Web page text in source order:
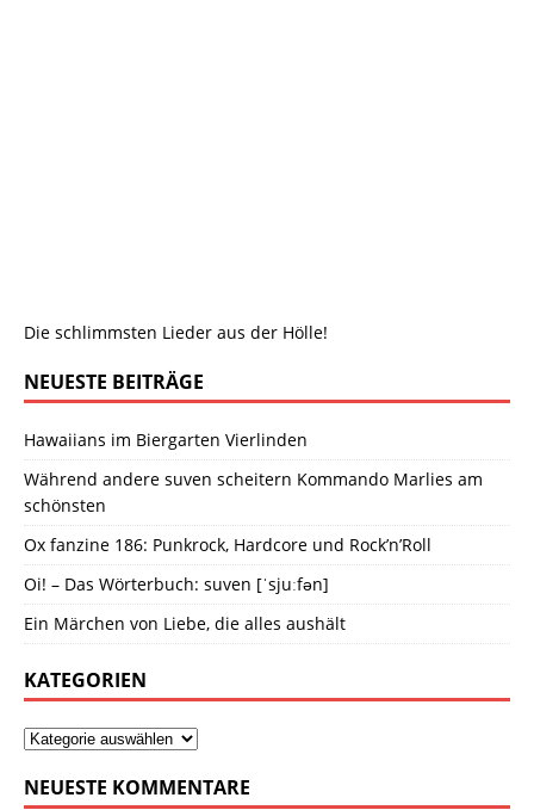
Die schlimmsten Lieder aus der Hölle!
NEUESTE BEITRÄGE
Hawaiians im Biergarten Vierlinden
Während andere suven scheitern Kommando Marlies am
schönsten
Ox fanzine 186: Punkrock, Hardcore und Rock’n’Roll
Oi! – Das Wörterbuch: suven [ˈsjuːfən]
Ein Märchen von Liebe, die alles aushält
KATEGORIEN
NEUESTE KOMMENTARE